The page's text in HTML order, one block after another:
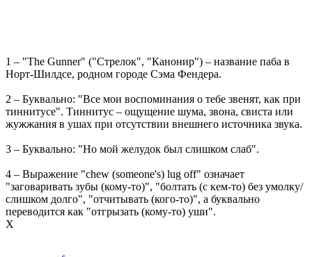
1 – "The Gunner" ("Стрелок", "Канонир") – название паба в
Норт-Шилдсе, родном городе Сэма Фендера.
2 – Буквально: "Все мои воспоминания о тебе звенят, как при
тиннитусе". Тиннитус – ощущение шума, звона, свиста или
жужжания в ушах при отсутствии внешнего источника звука.
3 – Буквально: "Но мой желудок был слишком слаб".
4 – Выражение "chew (someone's) lug off" означает
"заговаривать зубы (кому-то)", "болтать (с кем-то) без умолку/
слишком долго", "отчитывать (кого-то)", а буквально
переводится как "отгрызать (кому-то) уши".
Х